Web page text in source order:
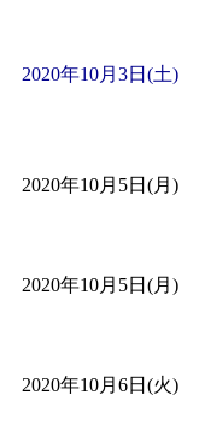
赤
付期
赤
付期
「ま
レク
2020年10月3日(土)
2020年10月5日(月)
2020年10月5日(月)
2020年10月6日(火)